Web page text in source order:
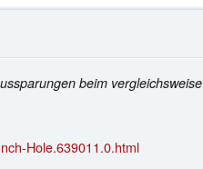
beim vergleichsweise
Hole.639011.0.html